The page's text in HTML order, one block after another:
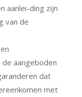
aanlei-ding zijn
van de
aangeboden
dat
met